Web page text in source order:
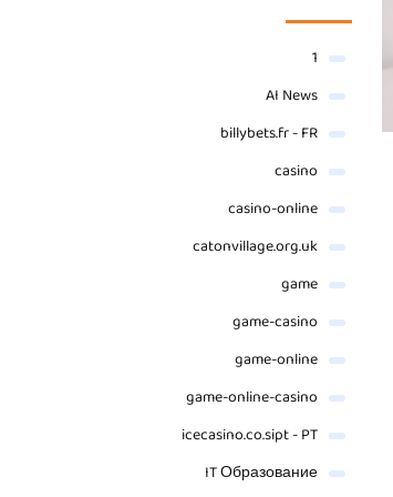
1
AI News
billybets.fr - FR
casino
casino-online
catonvillage.org.uk
game
game-casino
game-online
game-online-casino
icecasino.co.sipt - PT
IT Образование